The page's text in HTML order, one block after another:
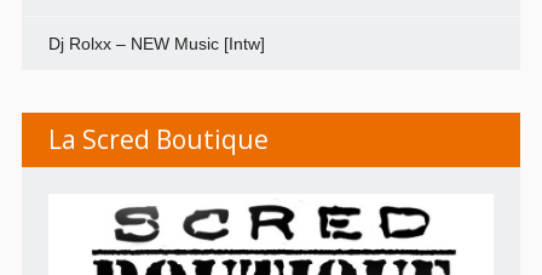
Dj Rolxx – NEW Music [Intw]
La Scred Boutique